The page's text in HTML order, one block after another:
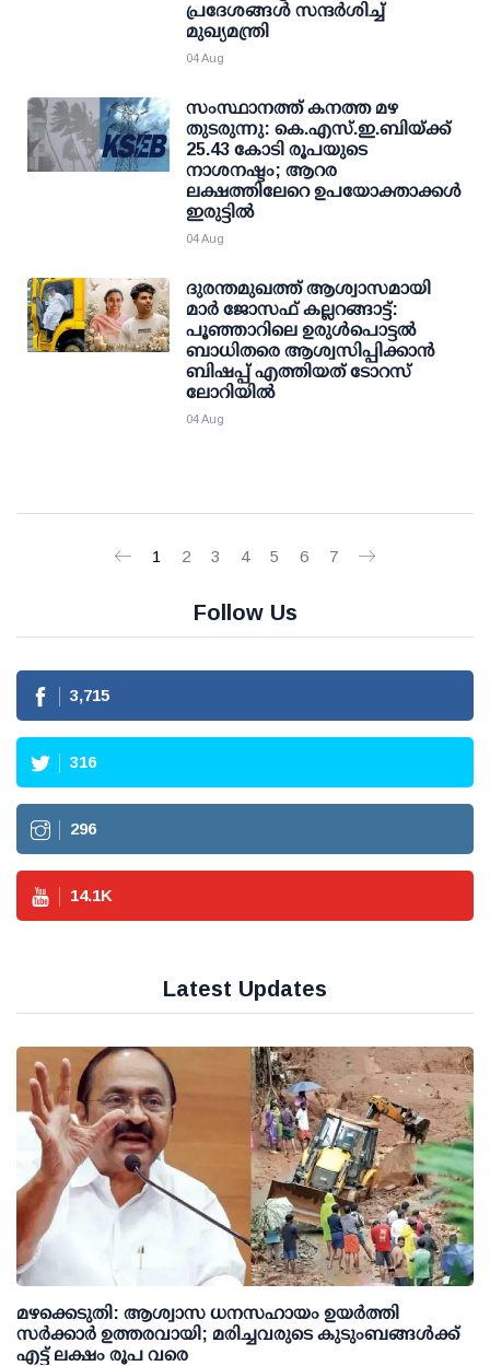
പ്രദേശങ്ങള്‍ സന്ദര്‍ശിച്ച്
മുഖ്യമന്ത്രി
04 Aug
സംസ്ഥാനത്ത് കനത്ത മഴ
തുടരുന്നു: കെ.എസ്.ഇ.ബിയ്ക്ക്
25.43 കോടി രൂപയുടെ
നാശനഷ്ടം; ആറര
ലക്ഷത്തിലേറെ ഉപയോക്താക്കള്‍
ഇരുട്ടില്‍
04 Aug
ദുരന്തമുഖത്ത് ആശ്വാസമായി
മാര്‍ ജോസഫ് കല്ലറങ്ങാട്ട്:
പൂഞ്ഞാറിലെ ഉരുള്‍പൊട്ടല്‍
ബാധിതരെ ആശ്വസിപ്പിക്കാന്‍
ബിഷപ്പ് എത്തിയത് ടോറസ്
ലോറിയില്‍
04 Aug
1 2 3 4 5 6 7
Follow Us
3,715
316
296
14.1K
Latest Updates
മഴക്കെടുതി: ആശ്വാസ ധനസഹായം ഉയര്‍ത്തി
സര്‍ക്കാര്‍ ഉത്തരവായി; മരിച്ചവരുടെ കുടുംബങ്ങള്‍ക്ക്
എട്ട് ലക്ഷം രൂപ വരെ